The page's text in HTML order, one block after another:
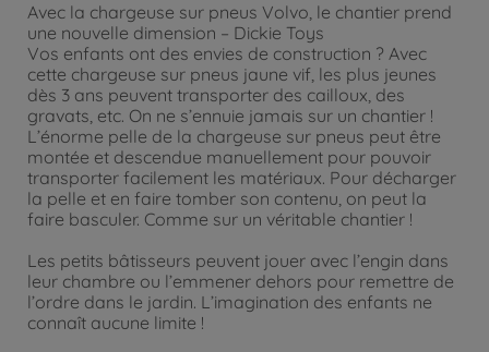
Avec la chargeuse sur pneus Volvo, le chantier prend
une nouvelle dimension – Dickie Toys
Vos enfants ont des envies de construction ? Avec
cette chargeuse sur pneus jaune vif, les plus jeunes
dès 3 ans peuvent transporter des cailloux, des
gravats, etc. On ne s’ennuie jamais sur un chantier !
L’énorme pelle de la chargeuse sur pneus peut être
montée et descendue manuellement pour pouvoir
transporter facilement les matériaux. Pour décharger
la pelle et en faire tomber son contenu, on peut la
faire basculer. Comme sur un véritable chantier !
Les petits bâtisseurs peuvent jouer avec l’engin dans
leur chambre ou l’emmener dehors pour remettre de
l’ordre dans le jardin. L’imagination des enfants ne
connaît aucune limite !